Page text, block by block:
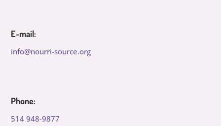
E-mail:
info@nourri-source.org
Phone:
514 948-9877